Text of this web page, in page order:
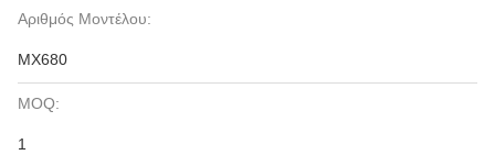
Αριθμός Μοντέλου:
MX680
MOQ:
1